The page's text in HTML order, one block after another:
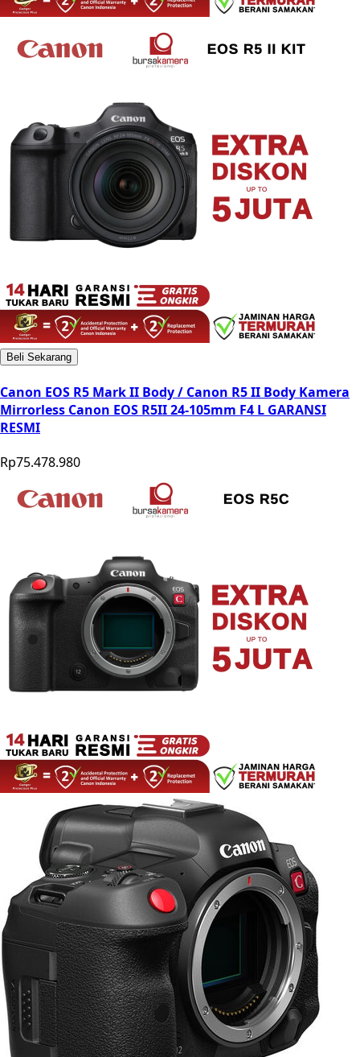
Beli Sekarang
Canon EOS R5 Mark II Body / Canon R5 II Body Kamera
Mirrorless Canon EOS R5II 24-105mm F4 L GARANSI
RESMI
Rp75.478.980